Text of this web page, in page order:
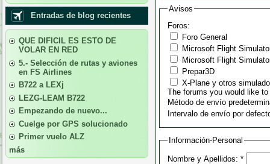
Entradas de blog recientes
QUE DIFICIL ES ESTO DE
VOLAR EN RED
5.- Selección de rutas y aviones
en FS Airlines
B722 a LEXj
LEZG-LEAM B722
Empezando de nuevo...
Cuelge por GPS solucionado
Primer vuelo ALZ
más
Avisos
Foros:
Foro General
Microsoft Flight
Microsoft Flight
Prepar3D
X-Plane y otros
The forums you would like
Método de envío
Intervalo de envío por
Información-Personal
Nombre y Apellidos: *